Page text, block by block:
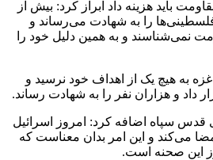
باید هزینه داد ابراز کرد: بیش از
را به شهادت می‌رساند و
نمی‌شناسند و به همین دلیل خود را
به هیچ یک از اهداف خود نرسید و
داد و هزاران نفر را به شهادت رساند.
قدس سپاه اضافه کرد: امروز اسرائیل
می‌کند و این امر بدان معناست که
این صحنه است.